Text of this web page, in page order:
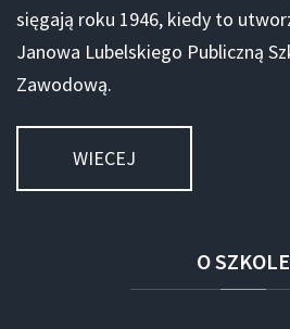
sięgają roku 1946, kiedy to
Janowa Lubelskiego Publiczną
Zawodową.
WIECEJ
OSZKOLE